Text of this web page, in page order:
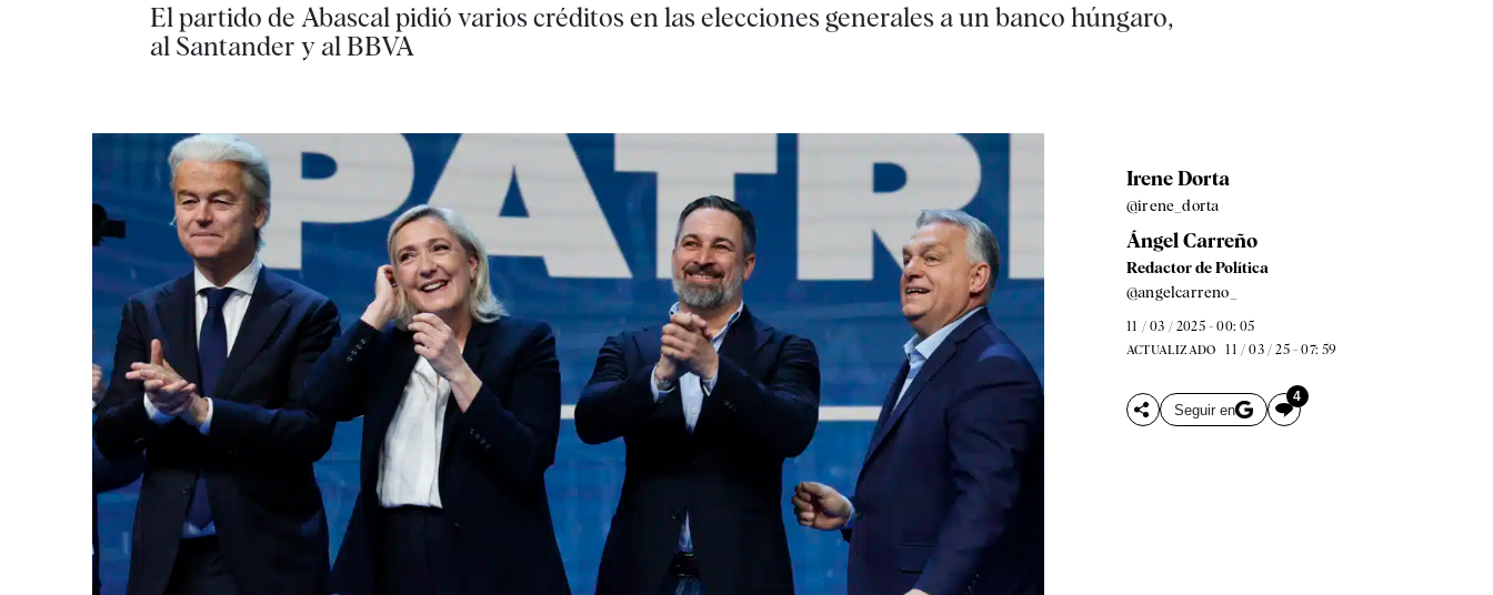
El partido de Abascal pidió varios créditos en las elecciones generales a un banco húngaro,
al Santander y al BBVA
Irene Dorta
@irene_dorta
Ángel Carreño
Redactor de Política
@angelcarreno_
11 / 03 / 2025 - 00: 05
ACTUALIZADO 11 / 03 / 25 - 07: 59
Seguir en
4